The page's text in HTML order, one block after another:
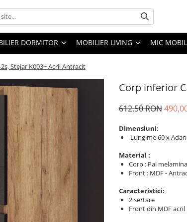
DORMITOR MOBILIER LIVING MIC
Stejar K003+ Acril Antracit
Corp inferior
612,50 RON
Dimensiuni:
Lungime 60 x
Material :
Corp : Pal
Front : MDF -
Caracteristici:
2 sertare
Front din MDF acril